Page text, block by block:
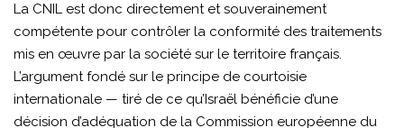
La CNIL est donc directement et souverainement
compétente pour contrôler la conformité des traitements
mis en œuvre par la société sur le territoire français.
L’argument fondé sur le principe de courtoisie
internationale — tiré de ce qu’Israël bénéficie d’une
décision d’adéquation de la Commission européenne du